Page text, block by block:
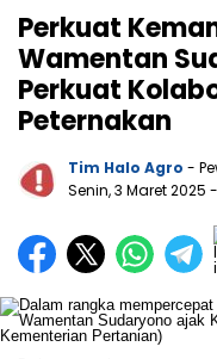
Perkuat
Wamentan
Perkuat
Peternakan
Tim Halo Agro -
Senin, 3 Maret 2025